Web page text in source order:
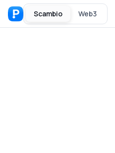
Scambio Web3